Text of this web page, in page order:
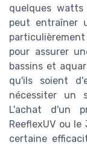
quelques
peut entraîner
pour assurer
bassins et
qu'ils soient
nécessiter un
L'achat d'un
ReeflexUV ou
certaine